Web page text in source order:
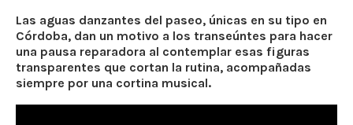
Las aguas danzantes del paseo, únicas en su tipo en
Córdoba, dan un motivo a los transeúntes para hacer
una pausa reparadora al contemplar esas figuras
transparentes que cortan la rutina, acompañadas
siempre por una cortina musical.